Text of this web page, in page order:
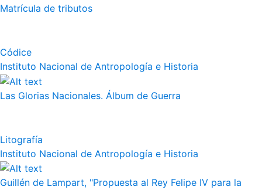
Matrícula de tributos
Códice
Instituto Nacional de Antropología e Historia
Las Glorias Nacionales. Álbum de Guerra
Litografía
Instituto Nacional de Antropología e Historia
Guillén de Lampart, "Propuesta al Rey Felipe IV para la